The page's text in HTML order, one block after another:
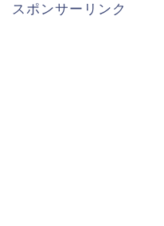
スポンサーリンク